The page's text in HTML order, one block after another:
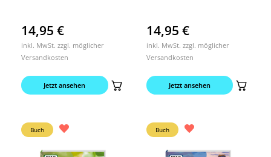
14,95 €
inkl. MwSt. zzgl. möglicher
Versandkosten
Jetzt ansehen
14,95 €
inkl. MwSt. zzgl. möglicher
Versandkosten
Jetzt ansehen
Buch Buch